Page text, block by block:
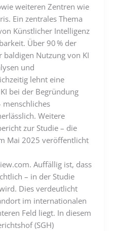
weiteren Zentren wie
Ein zentrales Thema
Künstlicher Intelligenz
Über 90 % der
Nutzung von KI
und
lehnt eine
bei der Begründung
menschliches
Weitere
zur Studie – die
Mai 2025 veröffentlicht
Auffällig ist, dass
– in der Studie
Dies verdeutlicht
im internationalen
Feld liegt. In diesem
(SGH)